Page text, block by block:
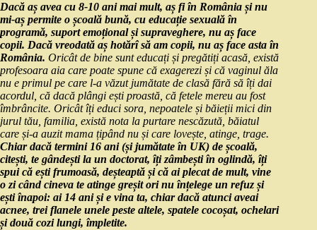
Dacă aș avea cu 8-10 ani mai mult, aș fi în România și nu
mi-aș permite o școală bună, cu educație sexuală în
programă, suport emoțional și supraveghere, nu aș face
copii. Dacă vreodată aș hotărî să am copii, nu aș face asta în
România. Oricât de bine sunt educați și pregătiți acasă, există
profesoara aia care poate spune că exagerezi și că vaginul ăla
nu e primul pe care l-a văzut jumătate de clasă fără să îți dai
acordul, că dacă plângi ești proastă, că fetele mereu au fost
îmbrâncite. Oricât îți educi sora, nepoatele și băieții mici din
jurul tău, familia, există nota la purtare nescăzută, băiatul
care și-a auzit mama țipând nu și care lovește, atinge, trage.
Chiar dacă termini 16 ani (și jumătate în UK) de școală,
citești, te gândești la un doctorat, îți zâmbești în oglindă, îți
spui că ești frumoasă, deșteaptă și că ai plecat de mult, vine
o zi când cineva te atinge greșit ori nu înțelege un refuz și
ești înapoi: ai 14 ani și e vina ta, chiar dacă atunci aveai
acnee, trei flanele unele peste altele, spatele cocoșat, ochelari
și două cozi lungi, împletite.